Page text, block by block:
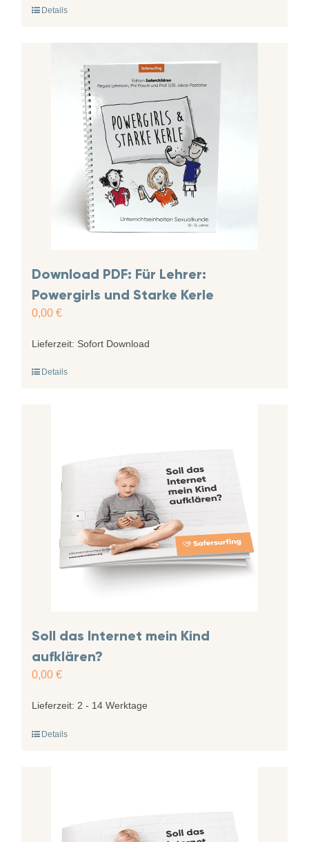
Details
Download PDF: Für Lehrer:
Powergirls und Starke Kerle
0,00 €
Lieferzeit: Sofort Download
Details
Soll das Internet mein Kind
aufklären?
0,00 €
Lieferzeit: 2 - 14 Werktage
Details